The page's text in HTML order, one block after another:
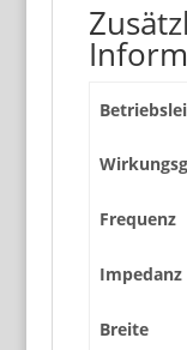
Frequenz
Impedanz
Breite